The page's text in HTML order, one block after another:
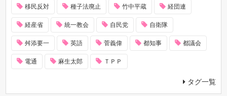
移民反対 種子法廃止 竹中平蔵 経団連
経産省 統一教会 自民党 自衛隊
舛添要一 英語 菅義偉 都知事 都議会
電通 麻生太郎 ＴＰＰ
タグ一覧